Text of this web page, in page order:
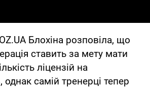
Блохіна розповіла, що
ставить за мету мати
ліцензій на
однак самій тренерці тепер